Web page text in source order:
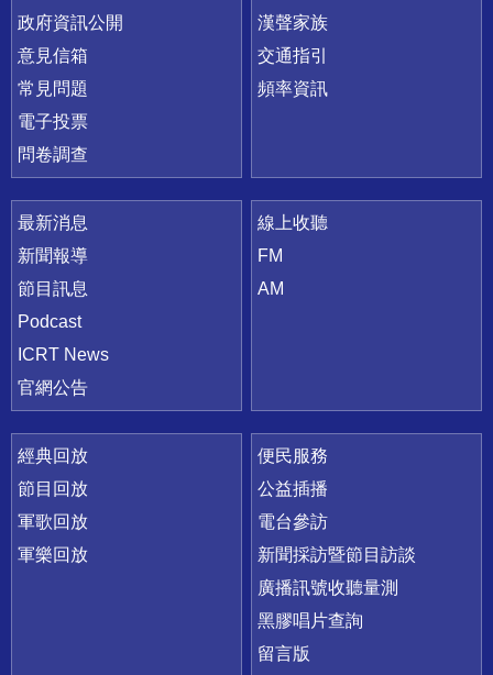
政府資訊公開
意見信箱
常見問題
電子投票
問卷調查
漢聲家族
交通指引
頻率資訊
最新消息
新聞報導
節目訊息
Podcast
ICRT News
官網公告
線上收聽
FM
AM
經典回放
節目回放
軍歌回放
軍樂回放
便民服務
公益插播
電台參訪
新聞採訪暨節目訪談
廣播訊號收聽量測
黑膠唱片查詢
留言版